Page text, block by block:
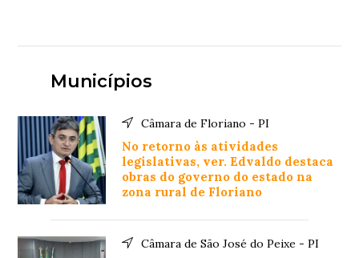
Municípios
Câmara de Floriano - PI
No retorno às atividades
legislativas, ver. Edvaldo destaca
obras do governo do estado na
zona rural de Floriano
Câmara de São José do Peixe - PI